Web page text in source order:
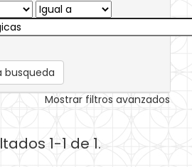
busqueda
Mostrar filtros avanzados
1-1 de 1.